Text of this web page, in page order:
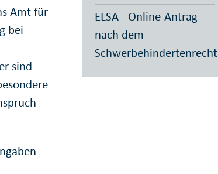
Amt für
bei
sind
ELSA - Online-Antrag
nach dem
Schwerbehindertenrecht